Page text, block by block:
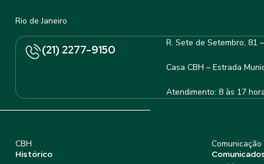
Rio de Janeiro
(21) 2277-9150
R. Sete de Setembro, 81
Casa CBH – Estrada
Atendimento: 8 às 17
CBH
Histórico
Comunicação